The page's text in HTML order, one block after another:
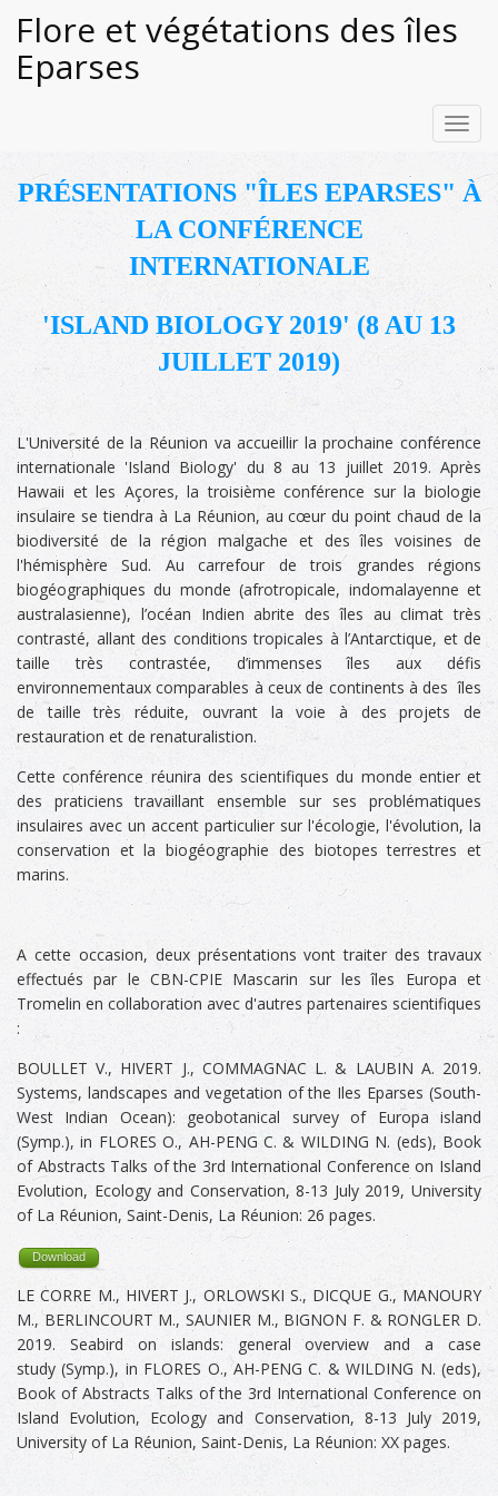
Flore et végétations des îles
Eparses
PRÉSENTATIONS "ÎLES EPARSES" À
LA CONFÉRENCE
INTERNATIONALE
'ISLAND BIOLOGY 2019' (8 AU 13
JUILLET 2019)
L'Université de la Réunion va accueillir la prochaine conférence
internationale 'Island Biology' du 8 au 13 juillet 2019. Après
Hawaii et les Açores, la troisième conférence sur la biologie
insulaire se tiendra à La Réunion, au cœur du point chaud de la
biodiversité de la région malgache et des îles voisines de
l'hémisphère Sud. Au carrefour de trois grandes régions
biogéographiques du monde (afrotropicale, indomalayenne et
australasienne), l’océan Indien abrite des îles au climat très
contrasté, allant des conditions tropicales à l’Antarctique, et de
taille très contrastée, d’immenses îles aux défis
environnementaux comparables à ceux de continents à des îles
de taille très réduite, ouvrant la voie à des projets de
restauration et de renaturalistion.
Cette conférence réunira des scientifiques du monde entier et
des praticiens travaillant ensemble sur ses problématiques
insulaires avec un accent particulier sur l'écologie, l'évolution, la
conservation et la biogéographie des biotopes terrestres et
marins.
A cette occasion, deux présentations vont traiter des travaux
effectués par le CBN-CPIE Mascarin sur les îles Europa et
Tromelin en collaboration avec d'autres partenaires scientifiques
:
BOULLET V., HIVERT J., COMMAGNAC L. & LAUBIN A. 2019.
Systems, landscapes and vegetation of the Iles Eparses (South-
West Indian Ocean): geobotanical survey of Europa island
(Symp.), in FLORES O., AH-PENG C. & WILDING N. (eds), Book
of Abstracts Talks of the 3rd International Conference on Island
Evolution, Ecology and Conservation, 8-13 July 2019, University
of La Réunion, Saint-Denis, La Réunion: 26 pages.
Download
LE CORRE M., HIVERT J., ORLOWSKI S., DICQUE G., MANOURY
M., BERLINCOURT M., SAUNIER M., BIGNON F. & RONGLER D.
2019. Seabird on islands: general overview and a case
study(Symp.), in FLORES O., AH-PENG C. & WILDING N. (eds),
Book of Abstracts Talks of the 3rd International Conference on
Island Evolution, Ecology and Conservation, 8-13 July 2019,
University of La Réunion, Saint-Denis, La Réunion: XX pages.